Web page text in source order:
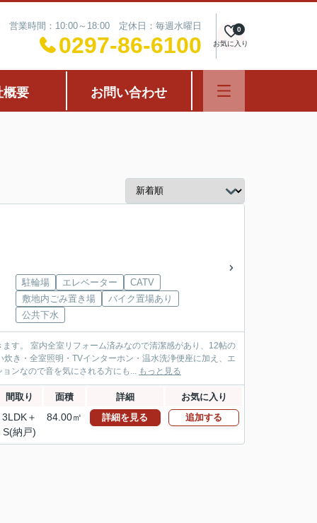
営業時間：10:00～18:00 定休日：毎週水曜日
0297-86-6100 お気に入り
0
概要 お問い合わせ
駐輪場 エレベーター
CATV
敷地内ごみ置き場
バイク置場あり
公共下水
、12帖の
き・全室照明・TVインターホン・温水洗浄便座に加え、エ
ンなので音を気にされる方にも... もっと見る
間取り 面積 詳細 お気に入り
3LDK＋
S(納戸)
84.00㎡ 詳細を見る 追加する